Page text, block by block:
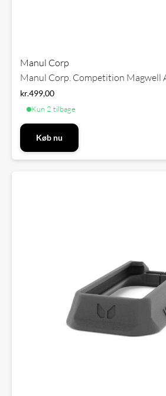
Manul Corp
Manul Corp. Competition Magwell
kr.499,00
Kun 2 tilbage
Køb nu